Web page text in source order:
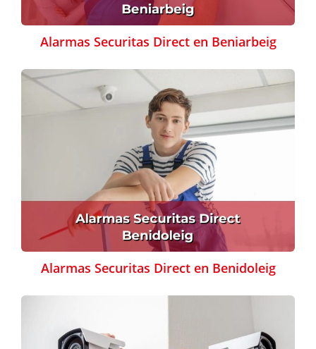
Alarmas Securitas Direct en Beniarbeig
Alarmas Securitas Direct en Benidoleig